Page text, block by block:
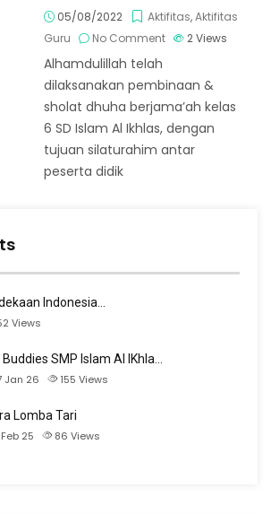
05/08/2022 Aktifitas,Aktifitas
Guru
No Comment 2Views
Alhamdulillah telah
dilaksanakan pembinaan &
sholat dhuha berjama’ah kelas
6 SD Islam Al Ikhlas, dengan
tujuan silaturahim antar
peserta didik
Indonesia…
Views
SMP Islam Al IKhla…
Jan 26
155 Views
Lomba Tari
Feb 25
86 Views